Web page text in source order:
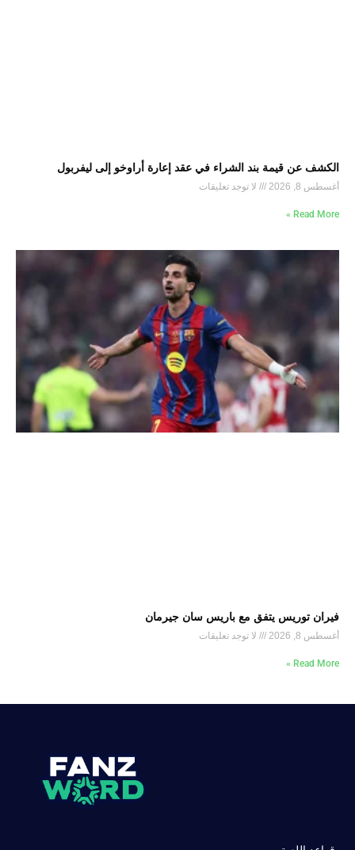
الكشف عن قيمة بند الشراء في عقد إعارة أراوخو إلى ليفربول
أغسطس 8, 2026 لا توجد تعليقات
Read More »
فيران توريس يتفق مع باريس سان جيرمان
أغسطس 8, 2026 لا توجد تعليقات
Read More »